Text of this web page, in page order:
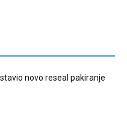
novo reseal pakiranje